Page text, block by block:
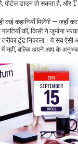
डाउन हो सकता है, और
कई कहानियाँ मिलेंगी — जहाँ
कीं, किसी ने जुर्माना
तरीका ढूंढ निकाला। ये सब ऐसी
में नहीं, बल्कि अपने आप के अनुभव